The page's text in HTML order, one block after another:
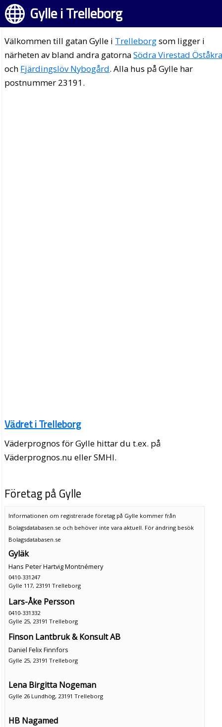
Gylle i Trelleborg
Välkommen till gatan Gylle i Trelleborgsom ligger i
närheten av bland andra gatornaSödra Virestad
och Fjärdingslöv Nybogård. Alla hus på Gylle har
postnummer 23191.
Vädret i Trelleborg
Väderprognos för Gylle hittar du t.ex. på
Väderprognos.nu eller SMHI.
Företag på Gylle
Informationen om registrerade företag på Gylle kommer från
Bolagsdatabasen.se och behöver inte vara aktuell. För ändring besök
Bolagsdatabasen.se
Gyläk
Hans Peter Hartvig Montnémery
0410-331247
Gylle 117, 23191 Trelleborg
Lars-Åke Persson
0410-331332
Gylle 25, 23191 Trelleborg
Finson Lantbruk & Konsult AB
Daniel Felix Finnfors
Gylle 25, 23191 Trelleborg
Lena Birgitta Nogeman
Gylle 26 Lundhög, 23191 Trelleborg
HB Nagamed